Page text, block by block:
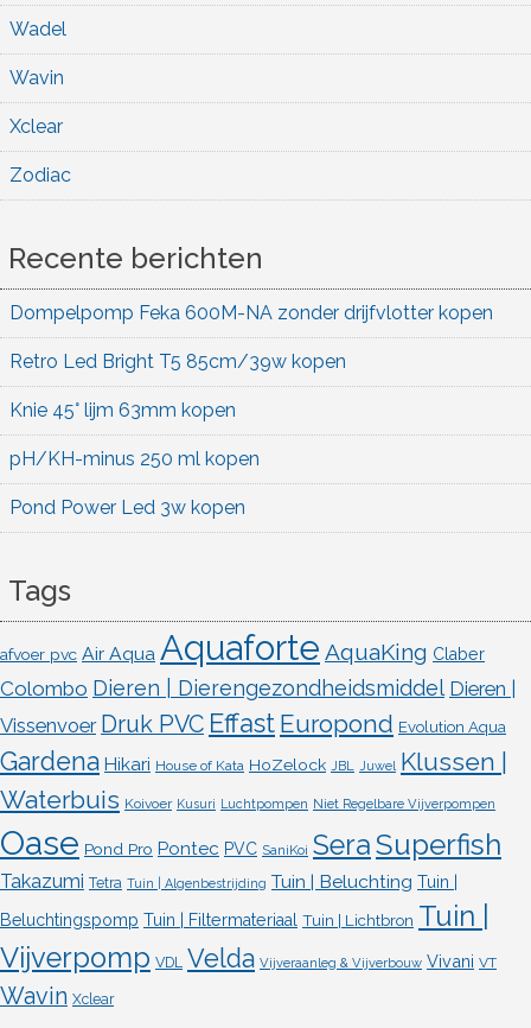
Wadel
Wavin
Xclear
Zodiac
Recente berichten
Dompelpomp Feka 600M-NA zonder drijfvlotter kopen
Retro Led Bright T5 85cm/39w kopen
Knie 45° lijm 63mm kopen
pH/KH-minus 250 ml kopen
Pond Power Led 3w kopen
Tags
afvoer pvc Air Aqua Aquaforte AquaKing Claber
Colombo Dieren | Dierengezondheidsmiddel Dieren |
Vissenvoer Druk PVC Effast Europond Evolution Aqua
Gardena Hikari House of Kata HoZelock JBL Juwel Klussen |
Waterbuis Koivoer Kusuri Luchtpompen Niet Regelbare Vijverpompen
Oase Pond Pro Pontec PVC SaniKoi SeraSuperfish
Takazumi Tetra Tuin | Algenbestrijding Tuin | Beluchting Tuin |
Beluchtingspomp Tuin | Filtermateriaal Tuin | Lichtbron Tuin |
Vijverpomp VDL Velda Vijveraanleg & Vijverbouw Vivani VT
Wavin Xclear